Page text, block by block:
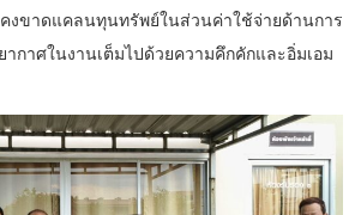
งขาดแคลนทุนทรัพย์ในส่วนค่าใช้จ่ายด้านการ
กาศในงานเต็มไปด้วยความคึกคักและอิ่มเอม